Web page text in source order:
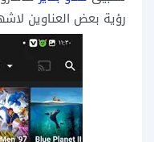
رؤية بعض العناوين